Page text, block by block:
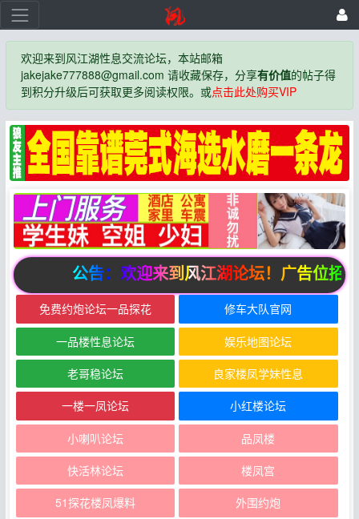
欢迎来到风江湖性息交流论坛，本站邮箱
jakejake777888@gmail.com 请收藏保存，分享有价值的帖子得
到积分升级后可获取更多阅读权限。或点击此处购买VIP
公告：欢迎来到风江湖论坛！广告位招商
免费约炮论坛一品探花 修车大队官网
一品楼性息论坛 娱乐地图论坛
老哥稳论坛 良家楼凤学妹性息
一楼一凤论坛 小红楼论坛
小喇叭论坛 品凤楼
快活林论坛 楼凤宫
51探花楼凤爆料 外围约炮